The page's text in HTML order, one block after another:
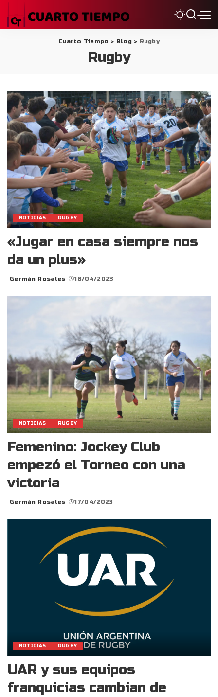
Cuarto Tiempo > Blog > Rugby
Rugby
NOTICIAS RUGBY
«Jugar en casa siempre nos
da un plus»
Posted
Germán Rosales 18/04/2023
NOTICIAS RUGBY
Femenino: Jockey Club
empezó el Torneo con una
victoria
Posted
Germán Rosales 17/04/2023
NOTICIAS RUGBY
UAR y sus equipos
franquicias cambian de